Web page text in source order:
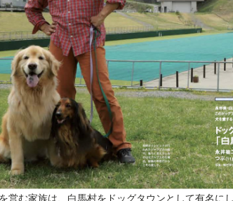
営む家族は、白馬村をドッグタウンとして有名に